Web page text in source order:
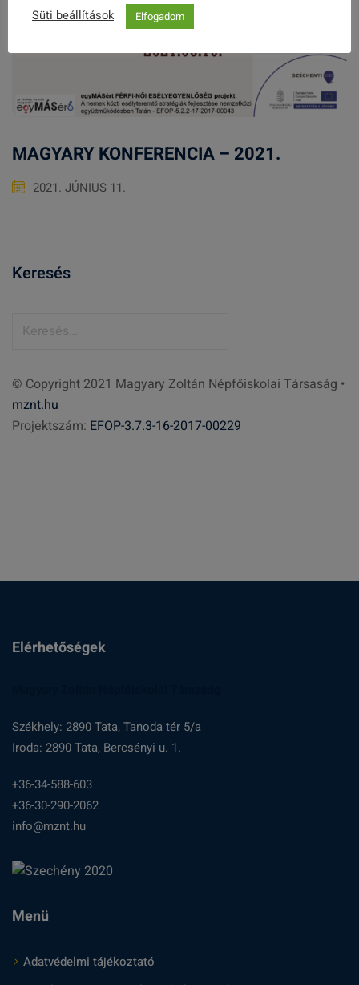
MAGYARY KONFERENCIA – 2021.
2021. JÚNIUS 11.
Keresés
e
s
é
© Copyright 2021 Magyary Zoltán Népfőiskolai Társaság •
mznt.hu
Projektszám: EFOP-3.7.3-16-2017-00229
Elérhetőségek
Székhely: 2890 Tata, Tanoda tér 5/a
Iroda: 2890 Tata, Bercsényi u. 1.
+36-34-588-603
+36-30-290-2062
info@mznt.hu
Menü
Adatvédelmi tájékoztató
Süti beállítások
Elfogadom